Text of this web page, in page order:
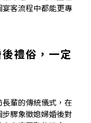
客流程中都能更專
禮俗，一定
長輩的傳統儀式，在
驟象徵媳婦婚後對